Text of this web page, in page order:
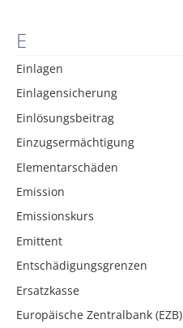
E
Einlagen
Einlagensicherung
Einlösungsbeitrag
Einzugsermächtigung
Elementarschäden
Emission
Emissionskurs
Emittent
Entschädigungsgrenzen
Ersatzkasse
Europäische Zentralbank (EZB)